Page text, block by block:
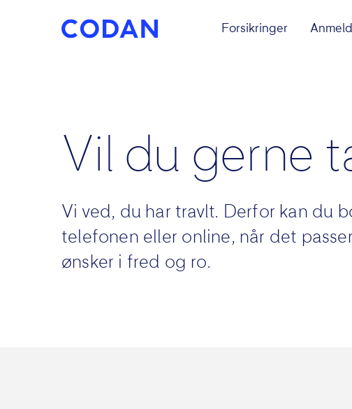
Forsikringer
Vil du gerne
Vi ved, du har travlt. Derfor kan du
telefonen eller online, når det
ønsker i fred og ro.